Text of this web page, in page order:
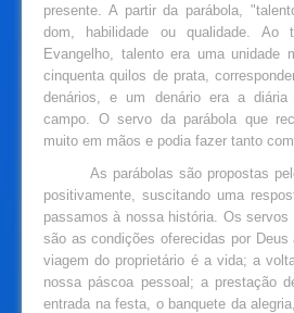
presente. A partir da parábola,
dom, habilidade ou qualidade. Ao
Evangelho, talento era uma unidade
cinquenta quilos de prata,
denários, e um denário era a
campo. O servo da parábola que
muito em mãos e podia fazer tanto
As parábolas são propostas pelo
positivamente, suscitando uma
passamos à nossa história. Os
são as condições oferecidas por
viagem do proprietário é a vida; a
nossa páscoa pessoal; a prestação
entrada na festa, o banquete da